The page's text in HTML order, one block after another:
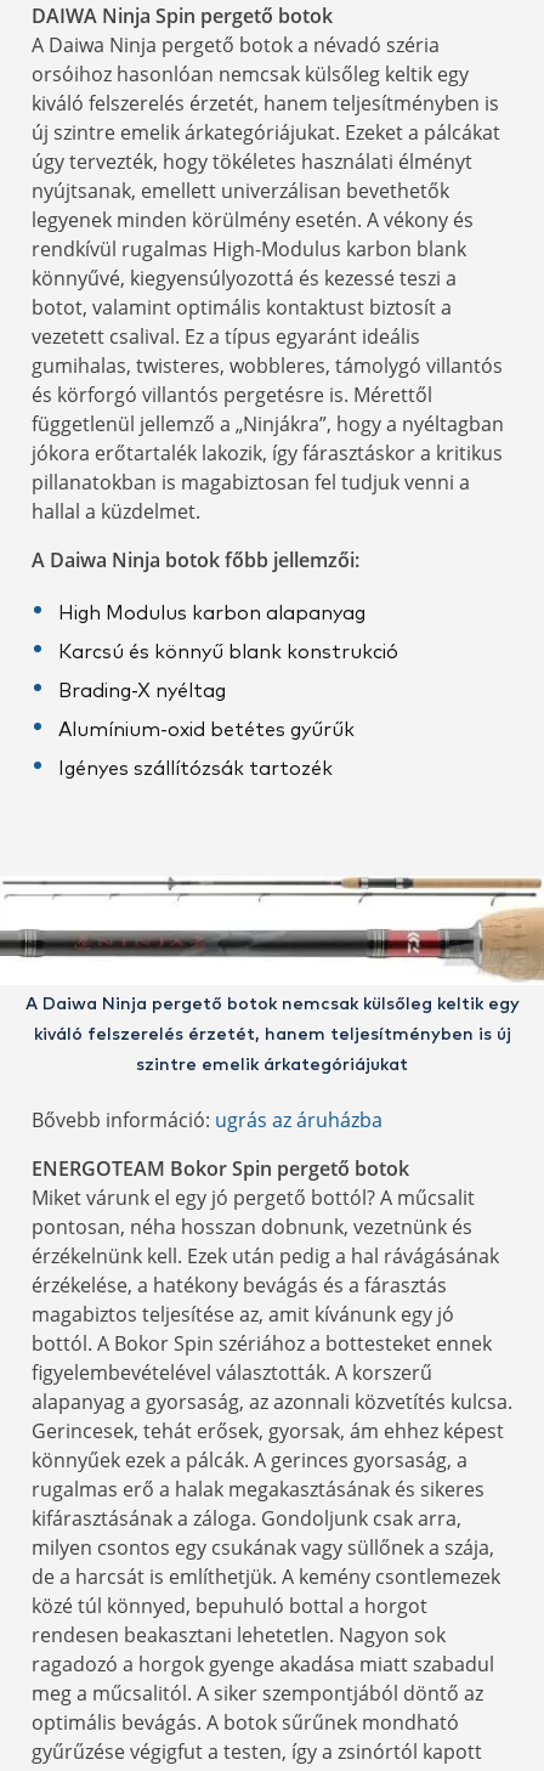
DAIWA Ninja Spin pergető botok
A Daiwa Ninja pergető botok a névadó széria
orsóihoz hasonlóan nemcsak külsőleg keltik egy
kiváló felszerelés érzetét, hanem teljesítményben is
új szintre emelik árkategóriájukat. Ezeket a pálcákat
úgy tervezték, hogy tökéletes használati élményt
nyújtsanak, emellett univerzálisan bevethetők
legyenek minden körülmény esetén. A vékony és
rendkívül rugalmas High-Modulus karbon blank
könnyűvé, kiegyensúlyozottá és kezessé teszi a
botot, valamint optimális kontaktust biztosít a
vezetett csalival. Ez a típus egyaránt ideális
gumihalas, twisteres, wobbleres, támolygó villantós
és körforgó villantós pergetésre is. Mérettől
függetlenül jellemző a „Ninjákra”, hogy a nyéltagban
jókora erőtartalék lakozik, így fárasztáskor a kritikus
pillanatokban is magabiztosan fel tudjuk venni a
hallal a küzdelmet.
A Daiwa Ninja botok főbb jellemzői:
High Modulus karbon alapanyag
Karcsú és könnyű blank konstrukció
Brading-X nyéltag
Alumínium-oxid betétes gyűrűk
Igényes szállítózsák tartozék
A Daiwa Ninja pergető botok nemcsak külsőleg keltik egy
kiváló felszerelés érzetét, hanem teljesítményben is új
szintre emelik árkategóriájukat
Bővebb információ: ugrás az áruházba
ENERGOTEAM Bokor Spin pergető botok
Miket várunk el egy jó pergető bottól? A műcsalit
pontosan, néha hosszan dobnunk, vezetnünk és
érzékelnünk kell. Ezek után pedig a hal rávágásának
érzékelése, a hatékony bevágás és a fárasztás
magabiztos teljesítése az, amit kívánunk egy jó
bottól. A Bokor Spin szériához a bottesteket ennek
figyelembevételével választották. A korszerű
alapanyag a gyorsaság, az azonnali közvetítés kulcsa.
Gerincesek, tehát erősek, gyorsak, ám ehhez képest
könnyűek ezek a pálcák. A gerinces gyorsaság, a
rugalmas erő a halak megakasztásának és sikeres
kifárasztásának a záloga. Gondoljunk csak arra,
milyen csontos egy csukának vagy süllőnek a szája,
de a harcsát is említhetjük. A kemény csontlemezek
közé túl könnyed, bepuhuló bottal a horgot
rendesen beakasztani lehetetlen. Nagyon sok
ragadozó a horgok gyenge akadása miatt szabadul
meg a műcsalitól. A siker szempontjából döntő az
optimális bevágás. A botok sűrűnek mondható
gyűrűzése végigfut a testen, így a zsinórtól kapott